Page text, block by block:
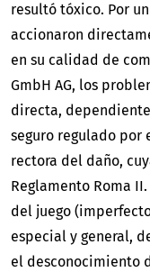
resultó tóxico. Por
accionaron
en su calidad de
GmbH AG, los
directa,
seguro regulado por
rectora del daño,
Reglamento Roma
del juego
especial y general,
el desconocimiento